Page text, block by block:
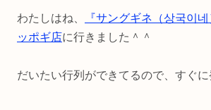
わたしはね、
『サングギネ（상국이
ッポギ店に行きました＾＾
だいたい行列ができてるので、すぐ